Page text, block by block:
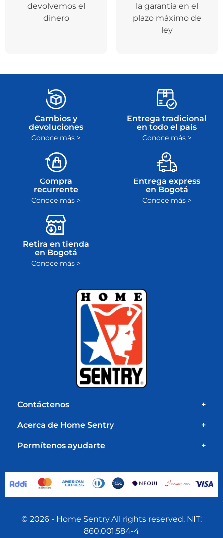
devolvemos el
dinero
la garantía en el
plazo máximo de
ley
Cambios y
devoluciones
Conoce más >
Entrega tradicional
en todo el país
Conoce más >
Compra
recurrente
Conoce más >
Entrega express
en Bogotá
Conoce más >
Retira en tienda
en Bogotá
Conoce más >
Contáctenos +
Acerca de Home Sentry +
Permítenos ayudarte +
© 2026 - Home Sentry All rights reserved. NIT:
860.001.584-4